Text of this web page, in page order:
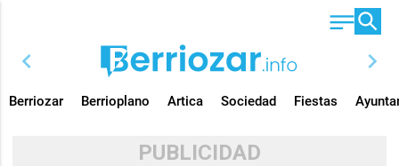
chevron_left chevron_right
Berriozar Berrioplano Artica Sociedad Fiestas
PUBLICIDAD